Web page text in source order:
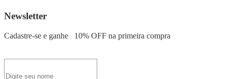
Newsletter
Cadastre-se e ganhe 10% OFF na primeira compra